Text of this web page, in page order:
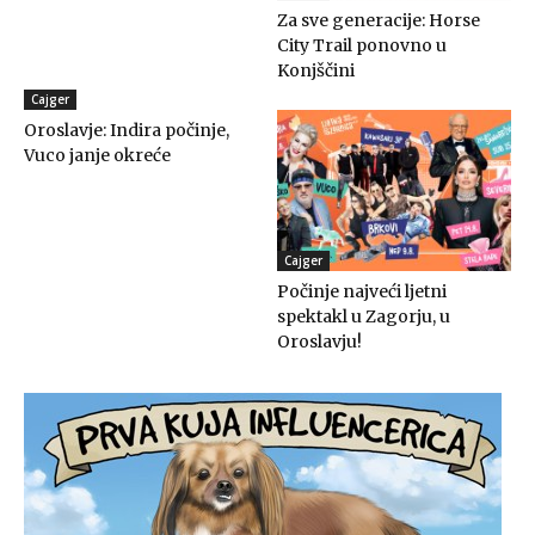
Za sve generacije: Horse
City Trail ponovno u
Konjščini
Cajger
Oroslavje: Indira počinje,
Vuco janje okreće
Cajger
Počinje najveći ljetni
spektakl u Zagorju, u
Oroslavju!